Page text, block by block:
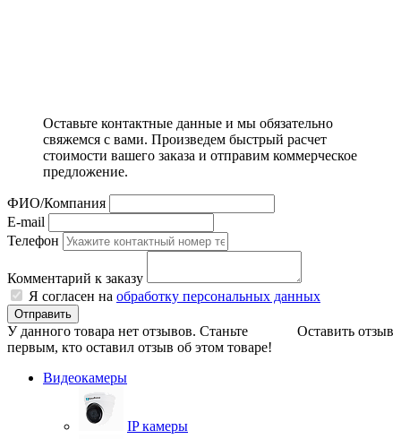
Оставьте контактные данные и мы обязательно
свяжемся с вами. Произведем быстрый расчет
стоимости вашего заказа и отправим коммерческое
предложение.
ФИО/Компания
E-mail
Телефон
Комментарий к заказу
Я согласен на обработку персональных данных
Отправить
Оставить отзыв
У данного товара нет отзывов. Станьте
первым, кто оставил отзыв об этом товаре!
Видеокамеры
IP камеры